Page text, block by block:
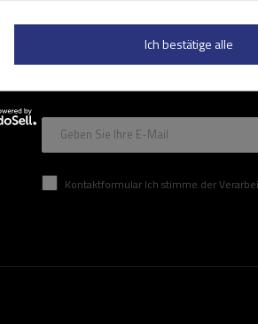
Geben Sie Ihre E-Mail
Kontaktformular Ich stimme der Verarbeitung meiner im
Ich bestätige alle